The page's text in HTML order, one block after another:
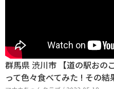
群馬県 渋川市 【道の駅おの
って色々食べてみた ! その結